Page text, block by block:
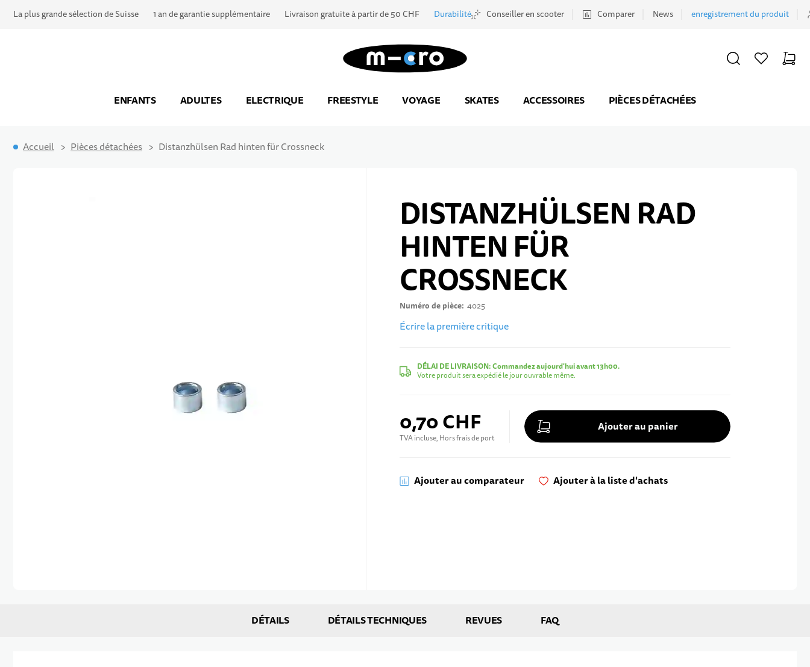
La plus grande sélection de Suisse 1 an de garantie supplémentaire Livraison gratuite à partir de 50 CHF Durabilité Conseiller en scooter Comparer News enregistrement du produit
Aller à la page d'accueil
ENFANTS ADULTES ELECTRIQUE FREESTYLE VOYAGE SKATES ACCESSOIRES PIÈCES DÉTACHÉES
CHERCHERLISTE D'ACHATS
PANIER
Accueil Pièces détachées Distanzhülsen Rad hinten für Crossneck
DISTANZHÜLSEN RAD
HINTEN FÜR
CROSSNECK
Numéro de pièce 4025
Écrire la première critique
DÉLAI DE LIVRAISON:Commandez aujourd'hui avant 13h00.
Votre produit sera expédié le jour ouvrable même.
0,70 CHF
TVA incluse, Hors frais de port
Ajouter au panier
Ajouter à la liste d'achats
Ajouter au comparateur
DÉTAILS DÉTAILS TECHNIQUES REVUES FAQ